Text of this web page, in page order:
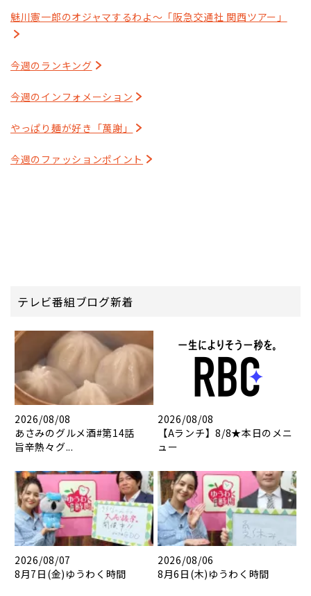
魅川憲一郎のオジャマするわよ～「阪急交通社 関西ツアー」
今週のランキング
今週のインフォメーション
やっぱり麺が好き「萬謝」
今週のファッションポイント
テレビ番組ブログ新着
2026/08/08
あさみのグルメ酒#第14話
旨辛熱々グ...
2026/08/08
【Aランチ】8/8★本日のメニ
ュー
2026/08/07
8月7日(金)ゆうわく時間
2026/08/06
8月6日(木)ゆうわく時間